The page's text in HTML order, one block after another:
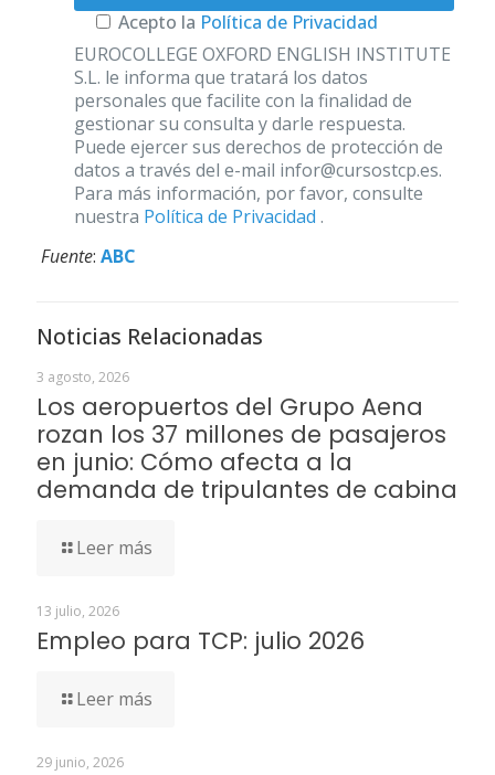
Acepto la Política de Privacidad
EUROCOLLEGE OXFORD ENGLISH INSTITUTE
S.L. le informa que tratará los datos
personales que facilite con la finalidad de
gestionar su consulta y darle respuesta.
Puede ejercer sus derechos de protección de
datos a través del e-mail infor@cursostcp.es.
Para más información, por favor, consulte
nuestra Política de Privacidad .
Fuente: ABC
Noticias Relacionadas
3 agosto, 2026
Los aeropuertos del Grupo Aena
rozan los 37 millones de pasajeros
en junio: Cómo afecta a la
demanda de tripulantes de cabina
Leer más
13 julio, 2026
Empleo para TCP: julio 2026
Leer más
29 junio, 2026